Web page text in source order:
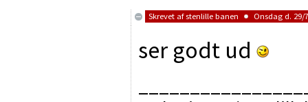
Skrevet af stenlille banen Onsdag d. 29/
ser godt ud